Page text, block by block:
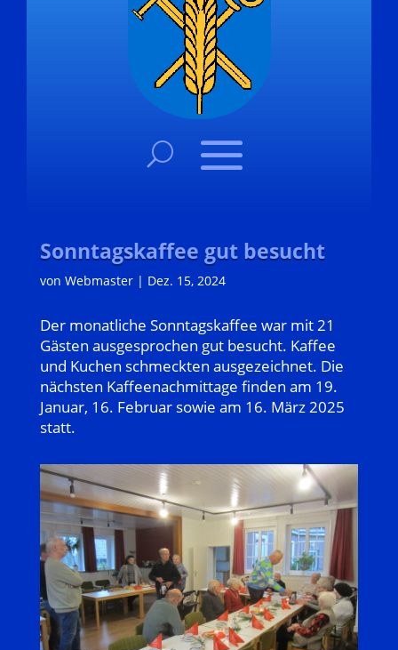
Sonntagskaffee gut besucht
von Webmaster| Dez. 15, 2024
Der monatliche Sonntagskaffee war mit 21
Gästen ausgesprochen gut besucht. Kaffee
und Kuchen schmeckten ausgezeichnet. Die
nächsten Kaffeenachmittage finden am 19.
Januar, 16. Februar sowie am 16. März 2025
statt.